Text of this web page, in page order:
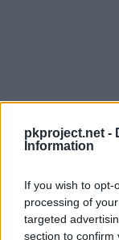
pkproject.net -
Information
If you wish to
processing of
targeted
section to confirm